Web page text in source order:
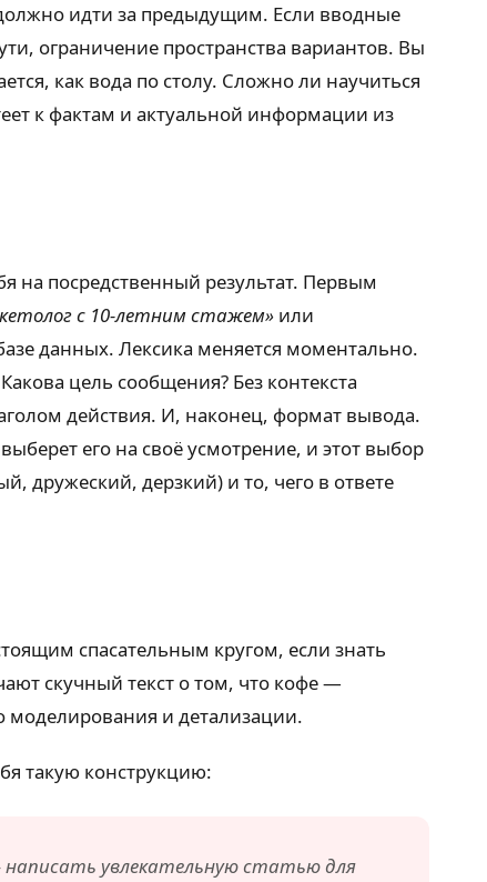
идти за предыдущим. Если вводные
ограничение пространства вариантов. Вы
как вода по столу. Сложно ли научиться
к фактам и актуальной информации из
на посредственный результат. Первым
с 10-летним стажем» или
данных. Лексика меняется моментально.
цель сообщения? Без контекста
действия. И, наконец, формат вывода.
его на своё усмотрение, и этот выбор
дружеский, дерзкий) и то, чего в ответе
спасательным кругом, если знать
скучный текст о том, что кофе —
моделирования и детализации.
такую конструкцию:
написать увлекательную статью для